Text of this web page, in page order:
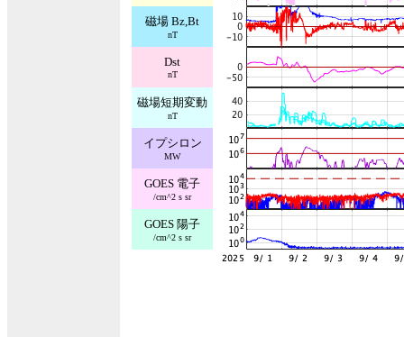
磁場 Bz,Bt
nT
Dst
nT
磁場短期変動
nT
イプシロン
MW
GOES 電子
/cm^2 s sr
GOES 陽子
/cm^2 s sr